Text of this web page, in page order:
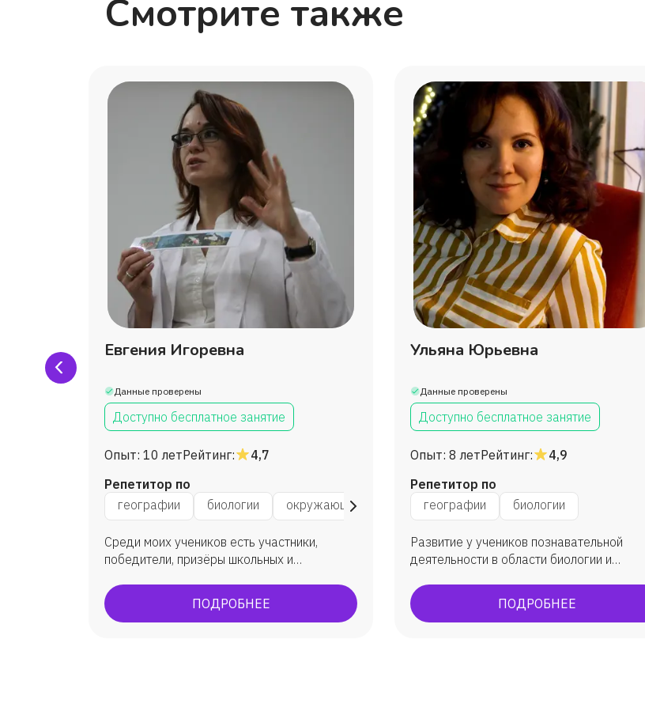
Смотрите также
Евгения Игоревна
Данные проверены
Доступно бесплатное занятие
Опыт: 10 летРейтинг:
4,7
Репетитор по
географии
биологии окружающему миру
Среди моих учеников есть участники,
победители, призёры школьных и
биологии. Многие ребята пишут научно-
исследовательские работы, участвуют в
ПОДРОБНЕЕ
Ульяна Юрьевна
Данные проверены
Доступно бесплатное занятие
Опыт: 8 летРейтинг:
4,9
Репетитор по
географии
биологии
Развитие у учеников познавательной
деятельности в области биологии и
познания и контролировать или оценивать
достижения.
ПОДРОБНЕЕ